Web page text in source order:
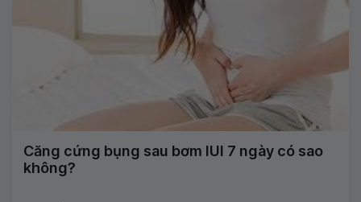
Căng cứng bụng sau bơm IUI 7 ngày có sao
không?